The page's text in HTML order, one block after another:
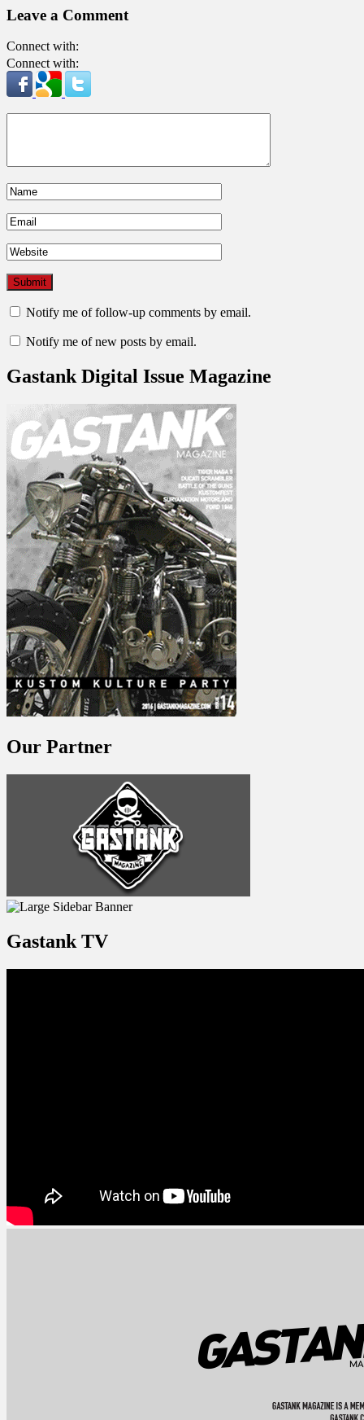
Leave a Comment
Connect with:
Connect with:
Notify me of follow-up comments by email.
Notify me of new posts by email.
Gastank Digital Issue Magazine
Our Partner
Gastank TV